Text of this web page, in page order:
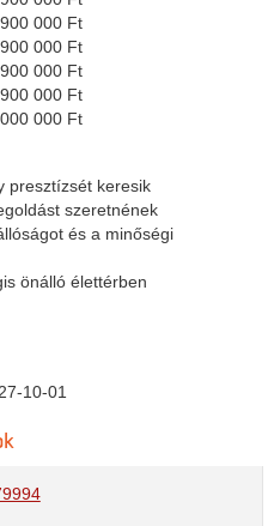
000 Ft
000 Ft
000 Ft
000 Ft
000 Ft
presztízsét keresik
szeretnének
és a minőségi
önálló élettérben
10-01